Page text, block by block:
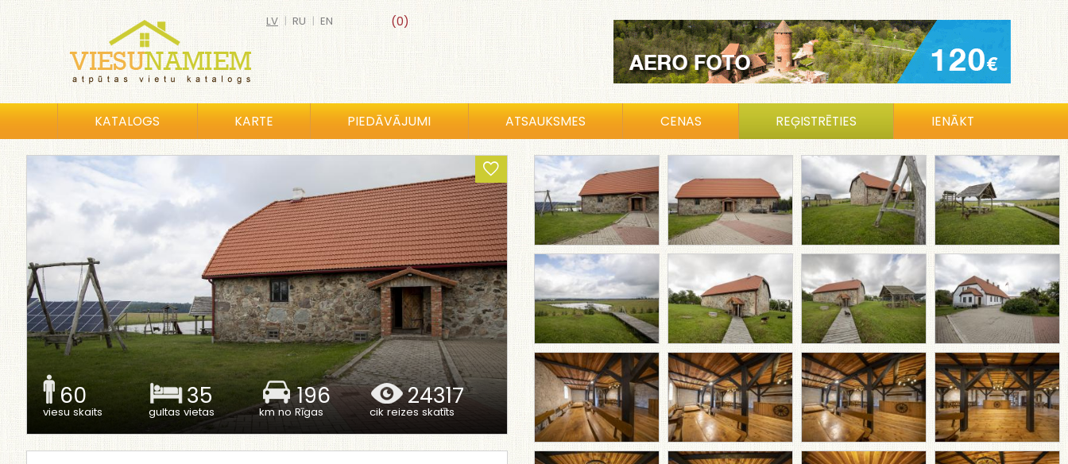
(0)
LV | RU | EN
KATALOGS KARTE PIEDĀVĀJUMI ATSAUKSMES CENAS REĢISTRĒTIES IENĀKT
60
viesu skaits
35
gultas vietas
196
km no Rīgas
24317
cik reizes skatīts